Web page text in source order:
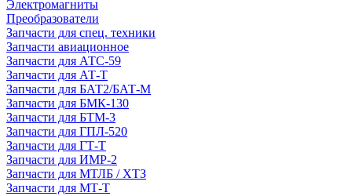
Электромагниты
Преобразователи
Запчасти для спец. техники
Запчасти авиационное
Запчасти для АТС-59
Запчасти для АТ-Т
Запчасти для БАТ2/БАТ-М
Запчасти для БМК-130
Запчасти для БТМ-3
Запчасти для ГПЛ-520
Запчасти для ГТ-Т
Запчасти для ИМР-2
Запчасти для МТЛБ / ХТЗ
Запчасти для МТ-Т